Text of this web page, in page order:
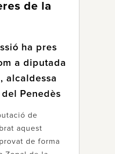
de la
ha pres
a diputada
alcaldessa
Penedès
de
aquest
de forma